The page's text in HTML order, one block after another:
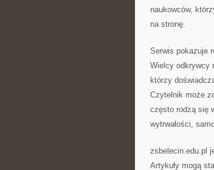
naukowców,
na stronę.
Serwis pokazuje
Wielcy odkrywcy
którzy
Czytelnik może
często rodzą się
wytrwałości,
zsbelecin.edu.pl
Artykuły mogą